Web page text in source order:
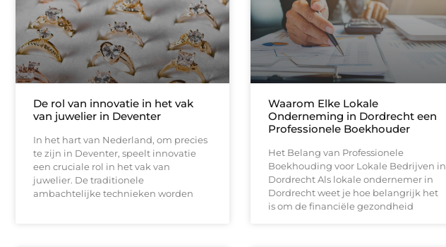
De rol van innovatie in het vak
van juwelier in Deventer
In het hart van Nederland, om precies
te zijn in Deventer, speelt innovatie
een cruciale rol in het vak van
juwelier. De traditionele
ambachtelijke technieken worden
Waarom Elke Lokale
Onderneming in Dordrecht een
Professionele Boekhouder
Het Belang van Professionele
Boekhouding voor Lokale Bedrijven in
Dordrecht Als lokale ondernemer in
Dordrecht weet je hoe belangrijk het
is om de financiële gezondheid